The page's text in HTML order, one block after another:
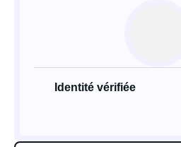
Identité vérifiée